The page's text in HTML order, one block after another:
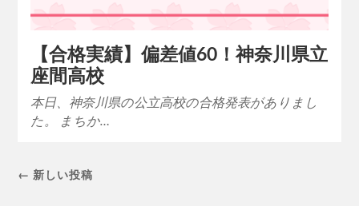
【合格実績】偏差値60！神奈川県立
座間高校
本日、神奈川県の公立高校の合格発表がありまし
た。 まちか…
← 新しい投稿